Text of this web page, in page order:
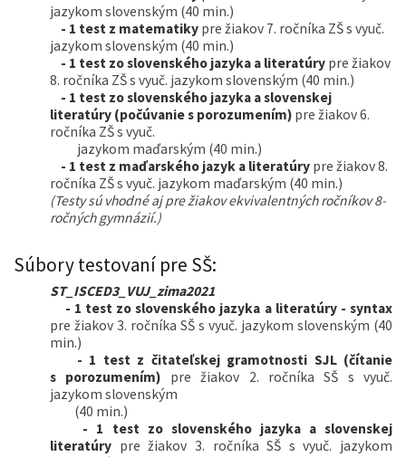
jazykom slovenským (40 min.)
- 1 test z matematiky pre žiakov 7. ročníka ZŠ s vyuč.
jazykom slovenským (40 min.)
- 1 test zo slovenského jazyka a literatúry pre žiakov
8. ročníka ZŠ s vyuč. jazykom slovenským (40 min.)
- 1 test zo slovenského jazyka a slovenskej
literatúry (počúvanie s porozumením) pre žiakov 6.
ročníka ZŠ s vyuč.
jazykom maďarským (40 min.)
- 1 test z maďarského jazyk a literatúry pre žiakov 8.
ročníka ZŠ s vyuč. jazykom maďarským (40 min.)
(Testy sú vhodné aj pre žiakov ekvivalentných ročníkov 8-
ročných gymnázií.)
Súbory testovaní pre SŠ:
ST_ISCED3_VUJ_zima2021
- 1 test zo slovenského jazyka a literatúry - syntax
pre žiakov 3. ročníka SŠ s vyuč. jazykom slovenským (40
min.)
- 1 test z čitateľskej gramotnosti SJL (čítanie
s porozumením) pre žiakov 2. ročníka SŠ s vyuč.
jazykom slovenským
(40 min.)
- 1 test zo slovenského jazyka a slovenskej
literatúry pre žiakov 3. ročníka SŠ s vyuč. jazykom